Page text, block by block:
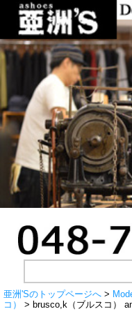
亜洲'Sのトップページへ >
コ）
> brusco,k（ブルスコ）